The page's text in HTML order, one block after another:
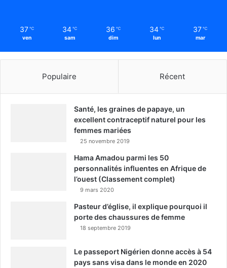
37 ℃
ven
34 ℃
sam
36 ℃
dim
34 ℃
lun
37 ℃
mar
Populaire Récent
Santé, les graines de papaye, un
excellent contraceptif naturel pour les
femmes mariées
25 novembre 2019
Hama Amadou parmi les 50
personnalités influentes en Afrique de
l’ouest (Classement complet)
9 mars 2020
Pasteur d’église, il explique pourquoi il
porte des chaussures de femme
18 septembre 2019
Le passeport Nigérien donne accès à 54
pays sans visa dans le monde en 2020